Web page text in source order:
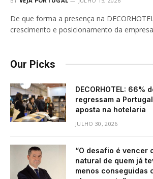
De que forma a presença na
crescimento e posicionamento da
Our Picks
DECORHOTEL: 66%
regressam a
aposta na hotelaria
JULHO 30, 2026
“O desafio é vencer
natural de quem já
menos conseguidas